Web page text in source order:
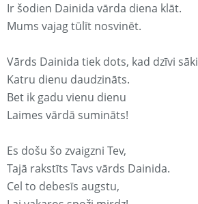
Ir šodien Dainida vārda diena klāt.
Mums vajag tūlīt nosvinēt.
Vārds Dainida tiek dots, kad dzīvi sāki
Katru dienu daudzināts.
Bet ik gadu vienu dienu
Laimes vārdā sumināts!
Es došu šo zvaigzni Tev,
Tajā rakstīts Tavs vārds Dainida.
Cel to debesīs augstu,